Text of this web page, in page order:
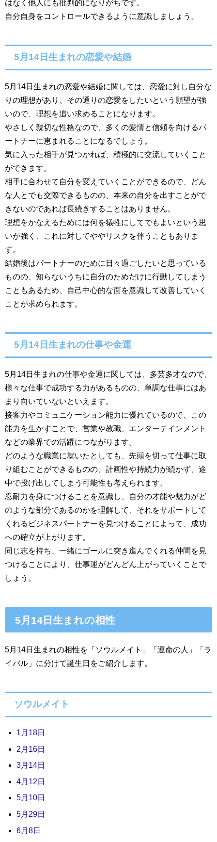
はなく他人にも批判的になりがちです。
自分自身をコントロールできるように意識しましょう。
5月14日生まれの恋愛や結婚
5月14日生まれの恋愛や結婚に関しては、恋愛に対し自分な
りの理想があり、その通りの恋愛をしたいという願望が強
いので、理想を追い求めることになります。
やさしく親切な性格なので、多くの愛情と信頼を向けるパ
ートナーに恵まれることになるでしょう。
気に入った相手が見つかれば、積極的に交流していくこと
ができます。
相手に合わせて自分を変えていくことができるので、どん
な人とでも交際できるものの、本来の自分を出すことがで
きないのであれば長続きすることはありません。
理想をかなえるためには何を犠牲にしてでもよいという思
いが強く、これに対してややリスクを伴うこともありま
す。
結婚後はパートナーのために日々過ごしたいと思っている
ものの、知らないうちに自分のためだけに行動してしまう
こともあるため、自己中心的な面を意識して改善していく
ことが求められます。
5月14日生まれの仕事や金運
5月14日生まれの仕事や金運に関しては、多芸多才なので、
様々な仕事で成功する力があるものの、単調な仕事にはあ
まり向いていないといえます。
接客力やコミュニケーション能力に優れているので、この
能力を生かすことで、営業や教職、エンターテインメント
などの業界での活躍につながります。
どのような職業に就いたとしても、先頭を切って仕事に取
り組むことができるものの、計画性や持続力が続かず、途
中で投げ出してしまう可能性も考えられます。
忍耐力を身につけることを意識し、自分の才能や魅力がど
のような部分であるのかを理解して、それをサポートして
くれるビジネスパートナーを見つけることによって、成功
への確立が上がります。
同じ志を持ち、一緒にゴールに突き進んでくれる仲間を見
つけることにより、仕事運がどんどん上がっていくことで
しょう。
5月14日生まれの相性
5月14日生まれの相性を「ソウルメイト」「運命の人」「ラ
イバル」に分けて誕生日をご紹介します。
ソウルメイト
1月18日
2月16日
3月14日
4月12日
5月10日
5月29日
6月8日